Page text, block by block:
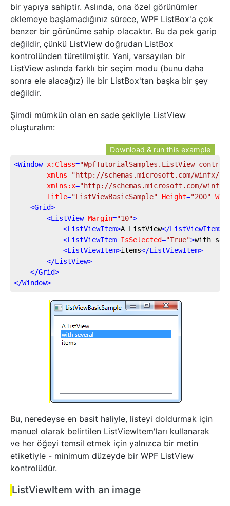
bir yapıya sahiptir. Aslında, ona özel görünümler
eklemeye başlamadığınız sürece, WPF ListBox'a çok
benzer bir görünüme sahip olacaktır. Bu da pek garip
değildir, çünkü ListView doğrudan ListBox
kontrolünden türetilmiştir. Yani, varsayılan bir
ListView aslında farklı bir seçim modu (bunu daha
sonra ele alacağız) ile bir ListBox'tan başka bir şey
değildir.
Şimdi mümkün olan en sade şekliyle ListView
oluşturalım:
Download & run this example
<Window x:Class=
xmlns="http://schemas.microsoft.com/winfx/
xmlns:x="http://schemas.microsoft.com/winfx/
Title="ListViewBasicSample" Height="200"
<Grid>
<ListView Margin="10">
<ListViewItem>A ListView</ListViewItem>
<ListViewItem IsSelected="True">with
<ListViewItem>items</ListViewItem>
</ListView>
</Grid>
</Window>
Bu, neredeyse en basit haliyle, listeyi doldurmak için
manuel olarak belirtilen ListViewItem'ları kullanarak
ve her öğeyi temsil etmek için yalnızca bir metin
etiketiyle - minimum düzeyde bir WPF ListView
kontrolüdür.
ListViewItem with an image